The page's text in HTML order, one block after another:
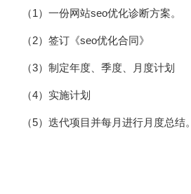
（1）一份网站seo优化诊断方案。
（2）签订《seo优化合同》
（3）制定年度、季度、月度计划
（4）实施计划
（5）迭代项目并每月进行月度总结。